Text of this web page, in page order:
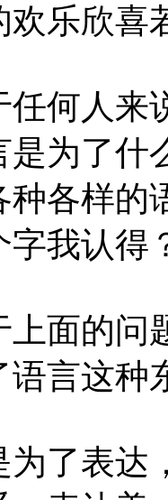
欢乐欣
人来
是为了什
种各样的
字我认得
的问题
语言这种
表达